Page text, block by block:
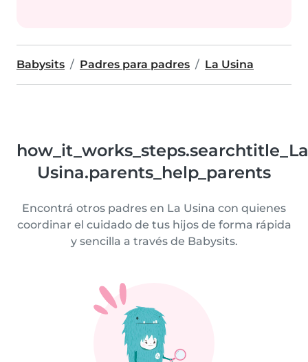
Babysits Padres para padres La Usina
how_it_works_steps.searchtitle_La
Usina.parents_help_parents
Encontrá otros padres en La Usina con quienes
coordinar el cuidado de tus hijos de forma rápida
y sencilla a través de Babysits.